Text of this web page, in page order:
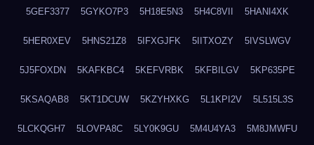
5GEF3377 5GYKO7P3 5H18E5N3 5H4C8VII 5HANI4XK
5HER0XEV 5HNS21Z8 5IFXGJFK 5IITXOZY 5IVSLWGV
5J5FOXDN 5KAFKBC4 5KEFVRBK 5KFBILGV 5KP635PE
5KSAQAB8 5KT1DCUW 5KZYHXKG 5L1KPI2V 5L515L3S
5LCKQGH7 5LOVPA8C 5LY0K9GU 5M4U4YA3 5M8JMWFU